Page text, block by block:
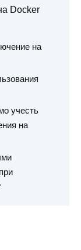
Docker
на
учесть
на